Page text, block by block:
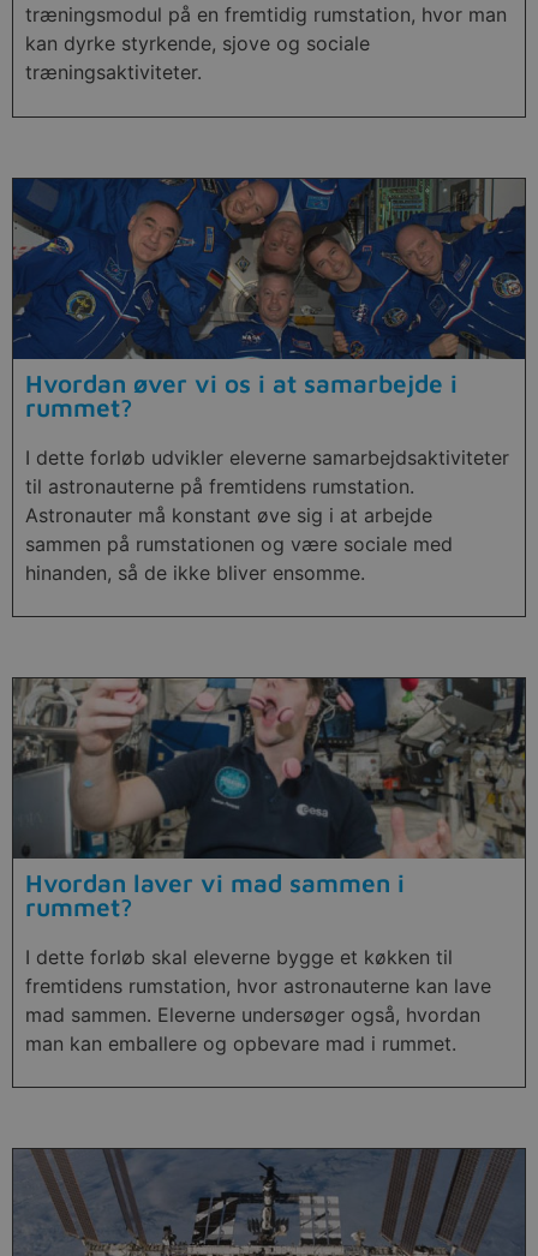
træningsmodul på en fremtidig rumstation, hvor man
kan dyrke styrkende, sjove og sociale
træningsaktiviteter.
Hvordan øver vi os i at samarbejde i
rummet?
I dette forløb udvikler eleverne samarbejdsaktiviteter
til astronauterne på fremtidens rumstation.
Astronauter må konstant øve sig i at arbejde
sammen på rumstationen og være sociale med
hinanden, så de ikke bliver ensomme.
Hvordan laver vi mad sammen i
rummet?
I dette forløb skal eleverne bygge et køkken til
fremtidens rumstation, hvor astronauterne kan lave
mad sammen. Eleverne undersøger også, hvordan
man kan emballere og opbevare mad i rummet.